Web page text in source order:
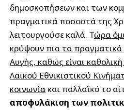
δημοσκοπήσεων και των
πραγματικά ποσοστά της
λειτουργούσε καλά. Τώρα
κρύψουν πια τα
Αυγής, καθώς είναι
Λαϊκού Εθνικιστικού
κοινωνία και παλλαϊκό το
αποφυλάκιση των